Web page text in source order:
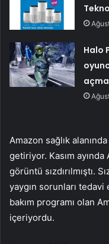
Halo
Amazon sağlık
getiriyor. Kasım ayında
görüntü sızdırılmıştı.
yaygın sorunları
bakım programı olan
içeriyordu.